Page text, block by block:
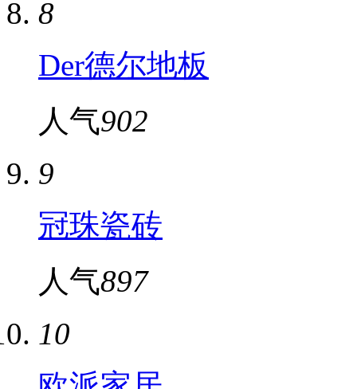
8
Der德尔地板
人气902
9
冠珠瓷砖
人气897
10